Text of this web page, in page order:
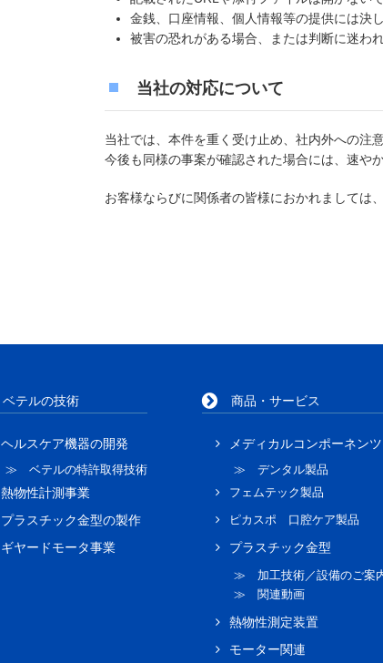
金銭、口座情報、個人情報等の提供には決
被害の恐れがある場合、または判断に迷わ
当社の対応について
当社では、本件を重く受け止め、社内外への注
今後も同様の事案が確認された場合には、速や
お客様ならびに関係者の皆様におかれましては
ベテルの技術
ヘルスケア機器の開発
≫ ベテルの特許取得技術
熱物性計測事業
プラスチック金型の製作
ギヤードモータ事業
商品・サービス
メディカルコンポーネンツ
≫ デンタル製品
フェムテック製品
ピカスポ 口腔ケア製品
プラスチック金型
≫ 加工技術／設備のご案
≫ 関連動画
熱物性測定装置
モーター関連